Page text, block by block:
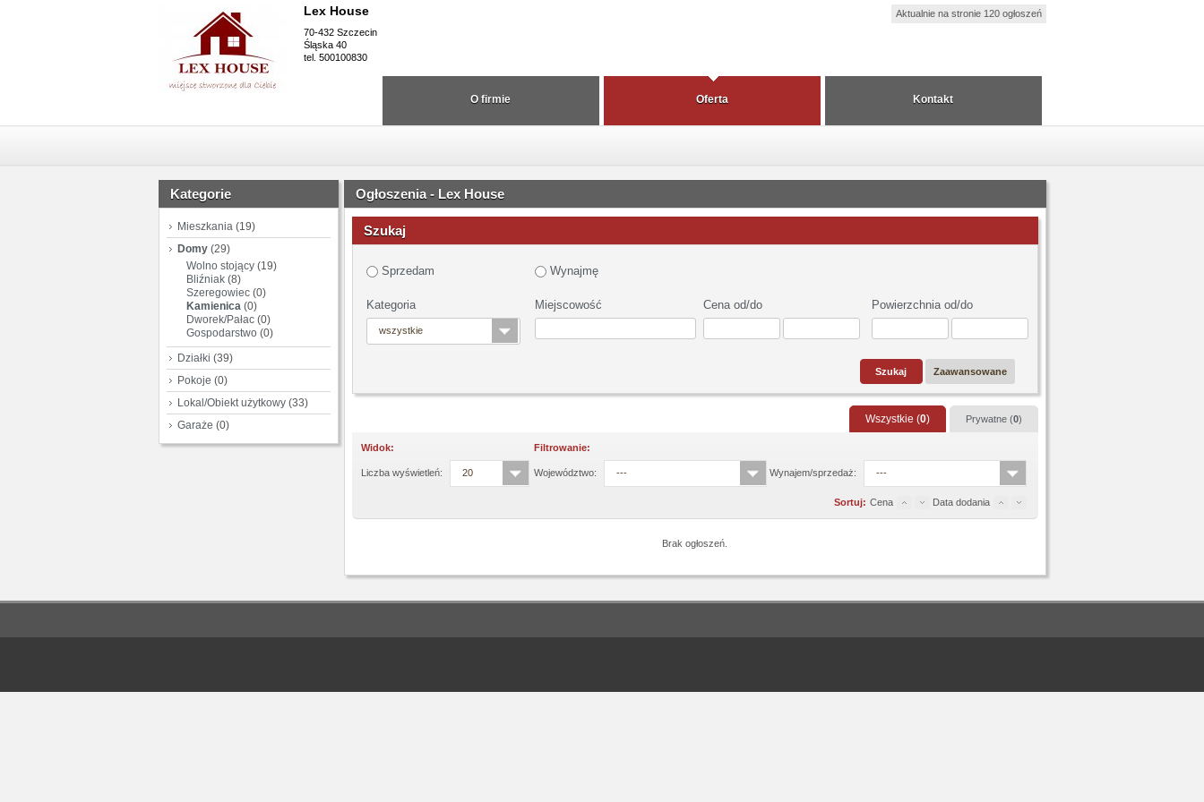
Lex House
70-432 Szczecin
Śląska 40
tel. 500100830
Aktualnie na stronie 120 ogłoszeń
Kontakt
Oferta
O firmie
Kategorie
Mieszkania(19)
Domy(29)
Wolno stojący(19)
Bliźniak(8)
Szeregowiec(0)
Kamienica(0)
Dworek/Pałac(0)
Gospodarstwo(0)
Działki (39)
Pokoje (0)
Lokal/Obiekt użytkowy(33)
Garaże (0)
Ogłoszenia - Lex House
Szukaj
Sprzedam Wynajmę
Kategoria
wszystkie
Miejscowość Cena od/do Powierzchnia od/do
Zaawansowane
Wszystkie (0) Prywatne (0)
Widok:
Liczba wyświetleń: 20
Filtrowanie:
Województwo: --- Wynajem/sprzedaż: ---
Sortuj: Cena Data dodania
Brak ogłoszeń.